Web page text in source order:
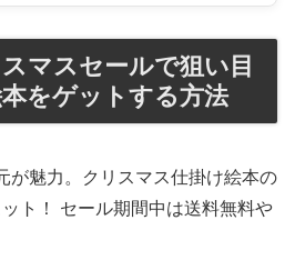
マスセールで狙い目
をゲットする方法
が魅力。クリスマス仕掛け絵本の
ト！ セール期間中は送料無料や